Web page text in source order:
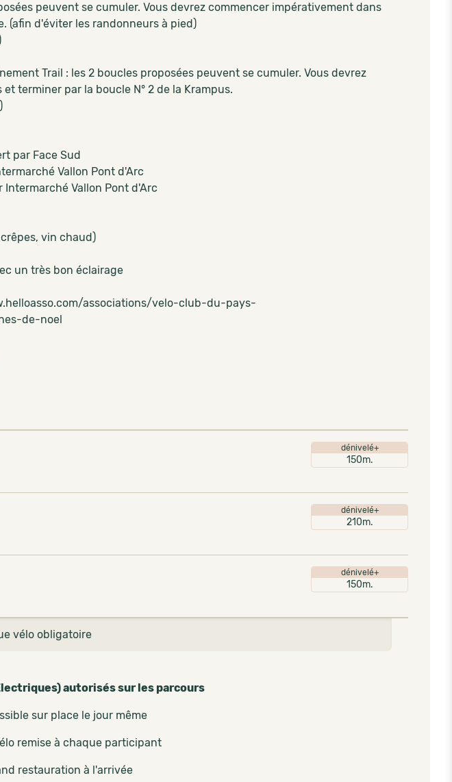
peuvent se cumuler. Vous devrez commencer impérativement dans
(afin d'éviter les randonneurs à pied)
Trail : les 2 boucles proposées peuvent se cumuler. Vous devrez
terminer par la boucle N° 2 de la Krampus.
par Face Sud
Vallon Pont d'Arc
Vallon Pont d'Arc
vin chaud)
un très bon éclairage
associations/velo-club-du-pays-
de-noel
dénivelé+
150m.
dénivelé+
210m.
dénivelé+
150m.
vélo obligatoire
autorisés sur les parcours
sur place le jour même
remise à chaque participant
restauration à l'arrivée